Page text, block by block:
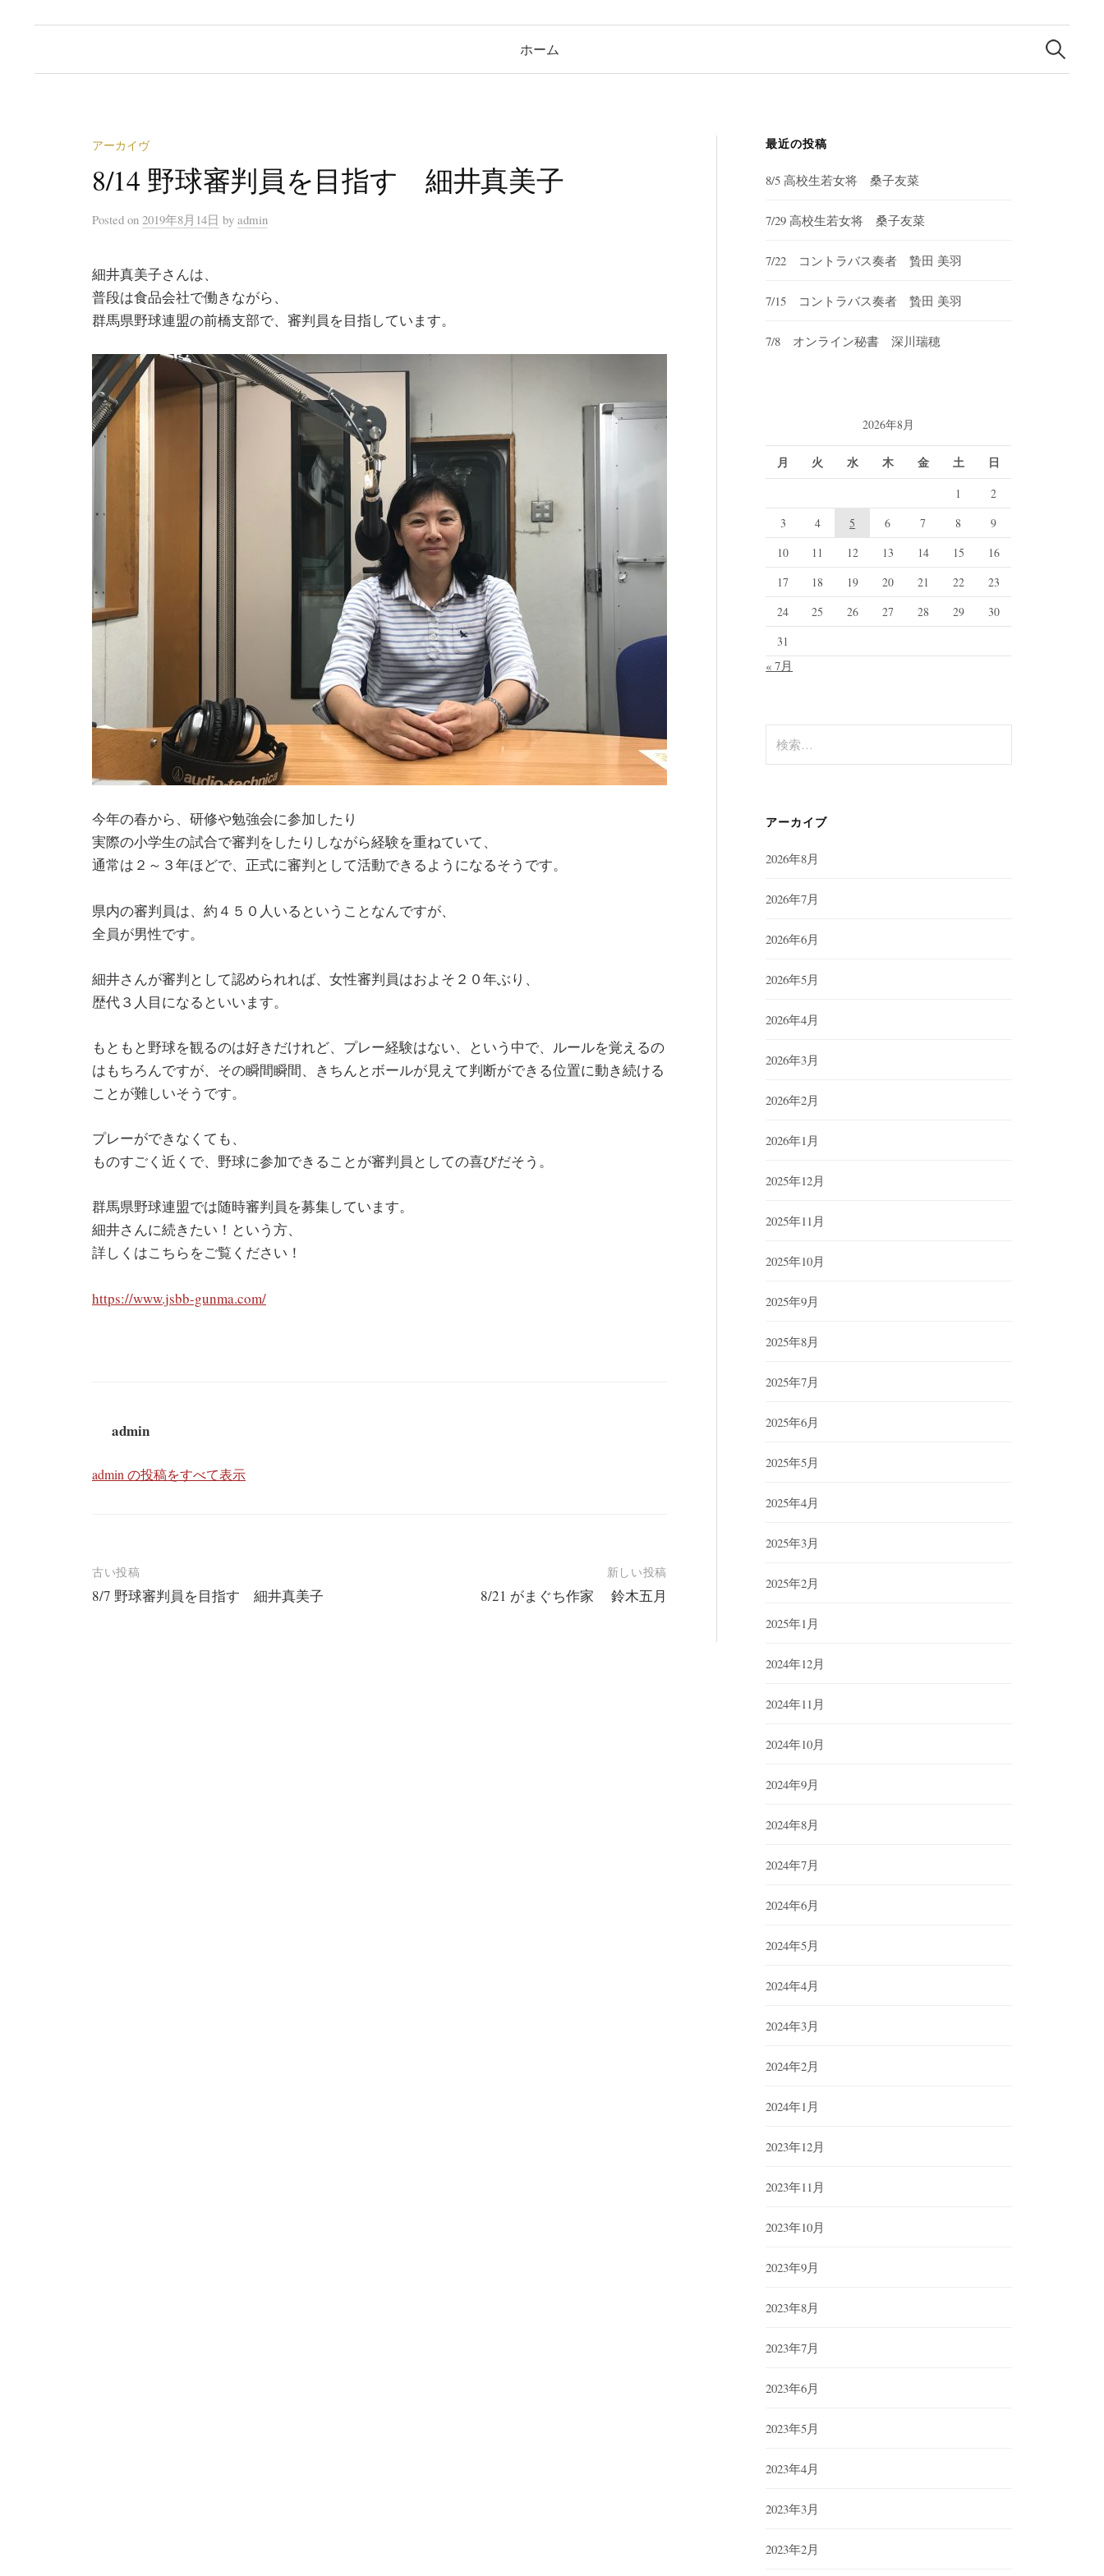
ホーム
検
索:
アーカイヴ
8/14 野球審判員を目指す 細井真美子
Posted on 2019年8月14日 by admin
細井真美子さんは、
普段は食品会社で働きながら、
群馬県野球連盟の前橋支部で、審判員を目指しています。
今年の春から、研修や勉強会に参加したり
実際の小学生の試合で審判をしたりしながら経験を重ねていて、
通常は２～３年ほどで、正式に審判として活動できるようになるそうです。
県内の審判員は、約４５０人いるということなんですが、
全員が男性です。
細井さんが審判として認められれば、女性審判員はおよそ２０年ぶり、
歴代３人目になるといいます。
もともと野球を観るのは好きだけれど、プレー経験はない、という中で、ルールを覚えるの
はもちろんですが、その瞬間瞬間、きちんとボールが見えて判断ができる位置に動き続ける
ことが難しいそうです。
プレーができなくても、
ものすごく近くで、野球に参加できることが審判員としての喜びだそう。
群馬県野球連盟では随時審判員を募集しています。
細井さんに続きたい！という方、
詳しくはこちらをご覧ください！
https://www.jsbb-gunma.com/
admin
admin の投稿をすべて表示
投
稿
古い投稿
8/7 野球審判員を目指す 細井真美子
新しい投稿
8/21 がまぐち作家 鈴木五月
最近の投稿
8/5 高校生若女将 桑子友菜
7/29 高校生若女将 桑子友菜
7/22 コントラバス奏者 贄田 美羽
7/15 コントラバス奏者 贄田 美羽
7/8 オンライン秘書 深川瑞穂
2026年8月
月 火 水 木 金 土 日
1
2
3
4 5 6 7 8
9
10
11 12 13 14 15
16
17
18 19 20 21 22
23
24
25 26 27 28 29
30
31
« 7月
索:
アーカイブ
2026年8月
2026年7月
2026年6月
2026年5月
2026年4月
2026年3月
2026年2月
2026年1月
2025年12月
2025年11月
2025年10月
2025年9月
2025年8月
2025年7月
2025年6月
2025年5月
2025年4月
2025年3月
2025年2月
2025年1月
2024年12月
2024年11月
2024年10月
2024年9月
2024年8月
2024年7月
2024年6月
2024年5月
2024年4月
2024年3月
2024年2月
2024年1月
2023年12月
2023年11月
2023年10月
2023年9月
2023年8月
2023年7月
2023年6月
2023年5月
2023年4月
2023年3月
2023年2月